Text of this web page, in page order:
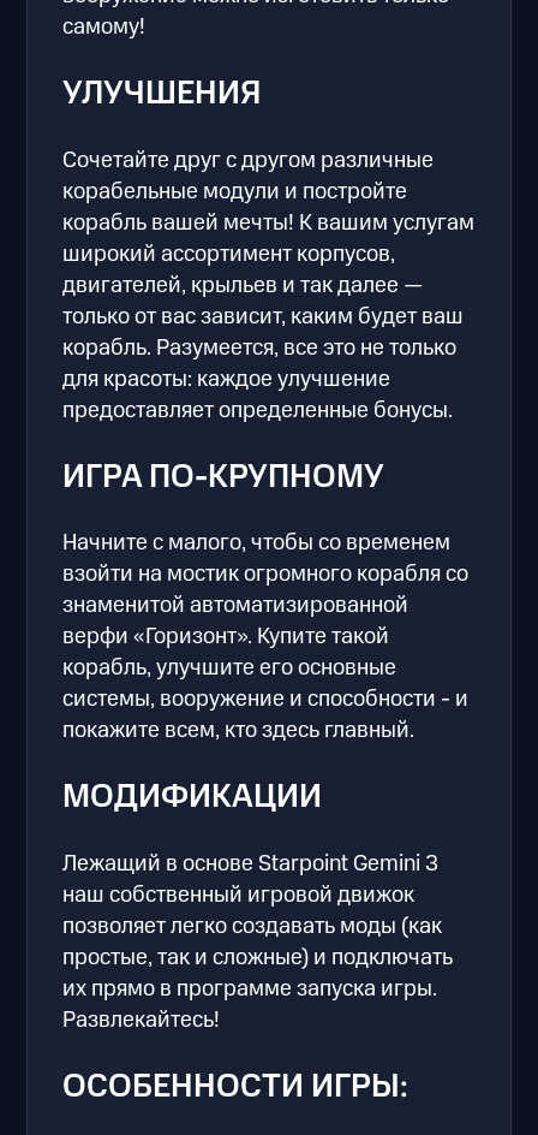
самому!
УЛУЧШЕНИЯ
Сочетайте друг с другом различные
корабельные модули и постройте
корабль вашей мечты! К вашим услугам
широкий ассортимент корпусов,
двигателей, крыльев и так далее —
только от вас зависит, каким будет ваш
корабль. Разумеется, все это не только
для красоты: каждое улучшение
предоставляет определенные бонусы.
ИГРА ПО-КРУПНОМУ
Начните с малого, чтобы со временем
взойти на мостик огромного корабля со
знаменитой автоматизированной
верфи «Горизонт». Купите такой
корабль, улучшите его основные
системы, вооружение и способности - и
покажите всем, кто здесь главный.
МОДИФИКАЦИИ
Лежащий в основе Starpoint Gemini 3
наш собственный игровой движок
позволяет легко создавать моды (как
простые, так и сложные) и подключать
их прямо в программе запуска игры.
Развлекайтесь!
ОСОБЕННОСТИ ИГРЫ: